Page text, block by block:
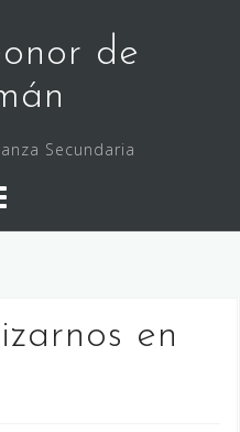
de
Secundaria
en